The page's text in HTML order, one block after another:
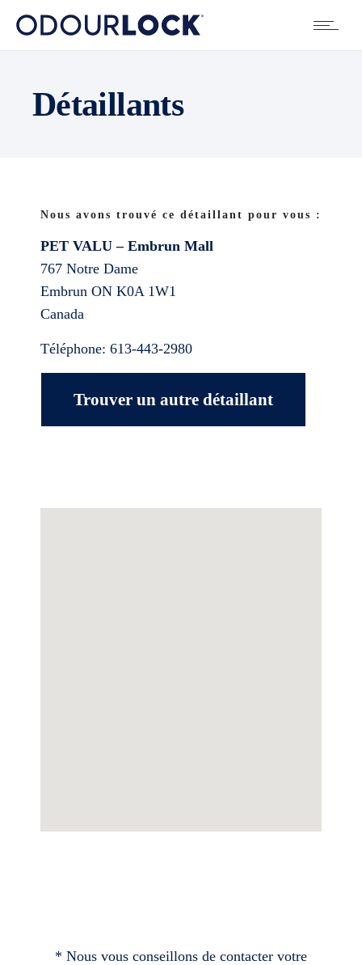
Détaillants
Nous avons trouvé ce détaillant pour vous :
PET VALU – Embrun Mall
767 Notre Dame
Embrun ON K0A 1W1
Canada
Téléphone: 613-443-2980
Trouver un autre détaillant
* Nous vous conseillons de contacter votre